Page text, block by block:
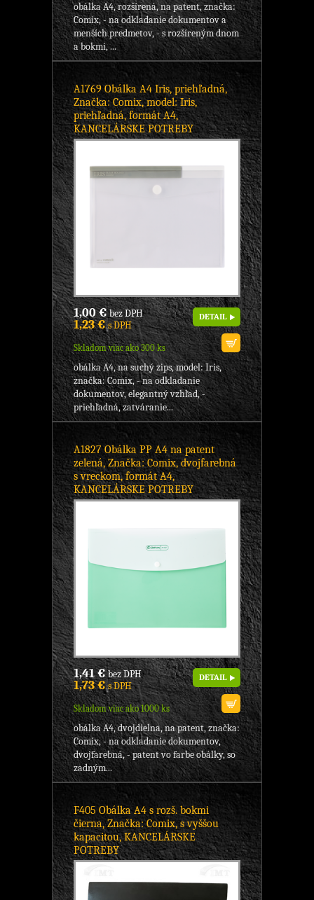
obálka A4, rozšírená, na patent, značka:
Comix, - na odkladanie dokumentov a
menších predmetov, - s rozšíreným dnom
a bokmi, ...
A1769 Obálka A4 Iris, priehľadná,
Značka: Comix, model: Iris,
priehľadná, formát A4,
KANCELÁRSKE POTREBY
1,00 €bez DPH
1,23 €s DPH
Skladom viac ako 300 ks
DETAIL
obálka A4, na suchý zips, model: Iris,
značka: Comix, - na odkladanie
dokumentov, elegantný vzhľad, -
priehľadná, zatváranie...
A1827 Obálka PP A4 na patent
zelená, Značka: Comix, dvojfarebná
s vreckom, formát A4,
KANCELÁRSKE POTREBY
1,41 €bez DPH
1,73 €s DPH
Skladom viac ako 1000 ks
DETAIL
obálka A4, dvojdielna, na patent, značka:
Comix, - na odkladanie dokumentov,
dvojfarebná, - patent vo farbe obálky, so
zadným...
F405 Obálka A4 s rozš. bokmi
čierna, Značka: Comix, s vyššou
kapacitou, KANCELÁRSKE
POTREBY